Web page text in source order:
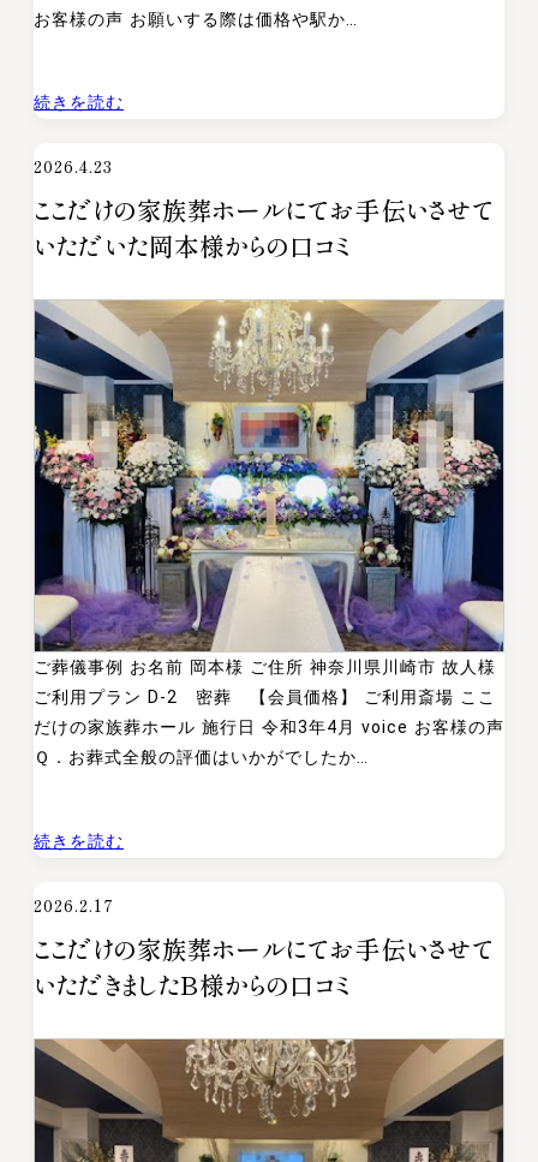
お客様の声 お願いする際は価格や駅か…
続きを読む
い
時
を
あ
り
が
と
う
ご
ざ
い
ま
し
た
。
2026.4.23
ここだけの家族葬ホールにてお手伝いさせて
いただいた岡本様からの口コミ
ご葬儀事例 お名前 岡本様 ご住所 神奈川県川崎市 故人様
ご利用プラン D-2 密葬 【会員価格】 ご利用斎場 ここ
だけの家族葬ホール 施行日 令和3年4月 voice お客様の声
Ｑ．お葬式全般の評価はいかがでしたか…
続きを読む
だ
け
家
葬
ホ
2026.2.17
ここだけの家族葬ホールにてお手伝いさせて
いただきましたB様からの口コミ